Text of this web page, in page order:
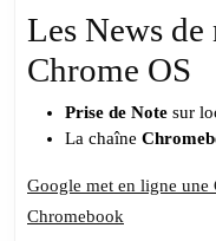
Les News
Chrome OS
Prise de Note sur
La chaîne
Google met en ligne une
Chromebook